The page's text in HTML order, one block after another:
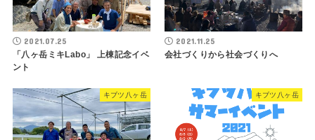
2021.07.25
「八ヶ岳ミキLabo」 上棟記念イベ
ント
2021.11.25
会社づくりから社会づくりへ
キブツ八ヶ岳 キブツ八ヶ岳